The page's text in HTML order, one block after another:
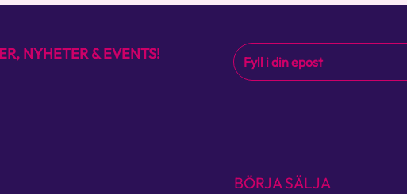
NYHETER & EVENTS!
BÖRJA SÄLJA